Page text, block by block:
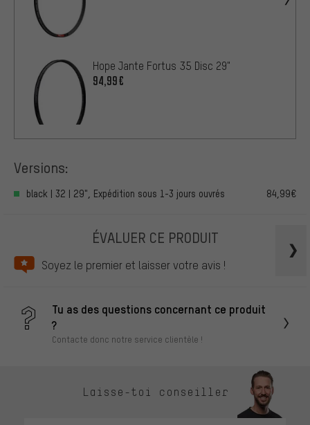
Hope Jante Fortus 35 Disc 29"
94,99€
Versions:
black | 32 | 29", Expédition sous 1-3 jours ouvrés 84,99€
ÉVALUER CE PRODUIT
Soyez le premier et laisser votre avis !
Tu as des questions concernant ce produit
?
Contacte donc notre service clientèle !
Laisse-toi conseiller